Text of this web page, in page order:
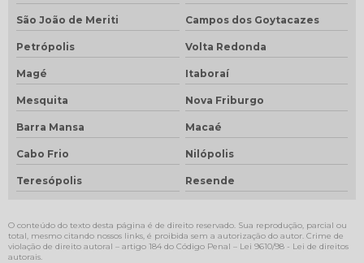
São João de Meriti Campos dos Goytacazes
Petrópolis Volta Redonda
Magé Itaboraí
Mesquita Nova Friburgo
Barra Mansa Macaé
Cabo Frio Nilópolis
Teresópolis Resende
O conteúdo do texto desta página é de direito reservado. Sua reprodução, parcial ou
total, mesmo citando nossos links, é proibida sem a autorização do autor. Crime de
violação de direito autoral – artigo 184 do Código Penal – Lei 9610/98 - Lei de direitos
autorais.